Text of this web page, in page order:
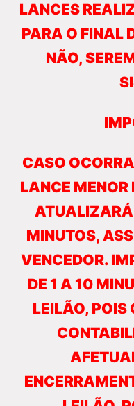
LANCES
PARA O FINAL
NÃO,
CASO
LANCE
ATUALIZARÁ
MINUTOS,
VENCEDOR.
DE 1 A 10
LEILÃO, POIS